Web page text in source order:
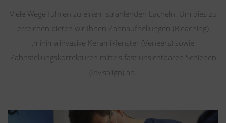
Viele Wege führen zu einem strahlenden Lächeln. Um dies zu
erreichen bieten wir Ihnen Zahnaufhellungen (Bleaching)
,minimalinvasive Keramikfenster (Veneers) sowie
Zahnstellungskorrekturen mittels fast unsichtbaren Schienen
(Invisalign) an.